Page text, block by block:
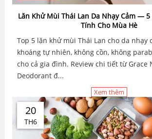
Lăn Khử Mùi Thái Lan Da Nhạy Cảm — 5
Tính Cho Mùa Hè
Top 5 lăn khử mùi Thái Lan cho da nhạy
khoáng tự nhiên, không cồn, không
cho cả gia đình. Review chi tiết từ Grace
Deodorant đ...
Xem thêm
20
TH6